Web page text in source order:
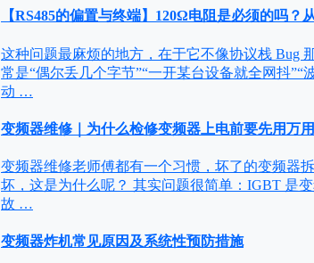
【RS485的偏置与终端】120Ω电阻是必须的吗
这种问题最麻烦的地方，在于它不像协议栈 Bug
常是“偶尔丢几个字节”“一开某台设备就全网抖
动 …
变频器维修｜为什么检修变频器上电前要先用万
变频器维修老师傅都有一个习惯，坏了的变频器
坏，这是为什么呢？ 其实问题很简单：IGBT 是
故 …
变频器炸机常见原因及系统性预防措施